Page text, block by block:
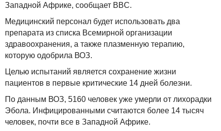
Западной Африке, сообщает BBC.
Медицинский персонал будет использовать два
препарата из списка Всемирной организации
здравоохранения, а также плазменную терапию,
которую одобрила ВОЗ.
Целью испытаний является сохранение жизни
пациентов в первые критические 14 дней болезни.
По данным ВОЗ, 5160 человек уже умерли от лихорадки
Эбола. Инфицированными считаются более 14 тысяч
человек, почти все в Западной Африке.